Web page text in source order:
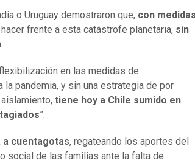
o Uruguay demostraron que, con medidas
frente a esta catástrofe planetaria, sin
en las medidas de
la pandemia, y sin una estrategia de por
tiene hoy a Chile sumido en
”.
a cuentagotas, regateando los aportes del
social de las familias ante la falta de